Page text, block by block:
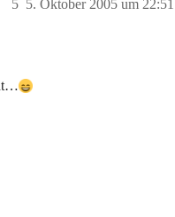
5. Oktober 2005 um 22:51
5